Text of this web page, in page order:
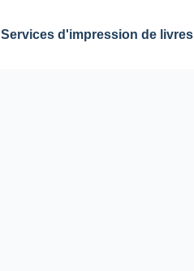
Services d'impression de livres